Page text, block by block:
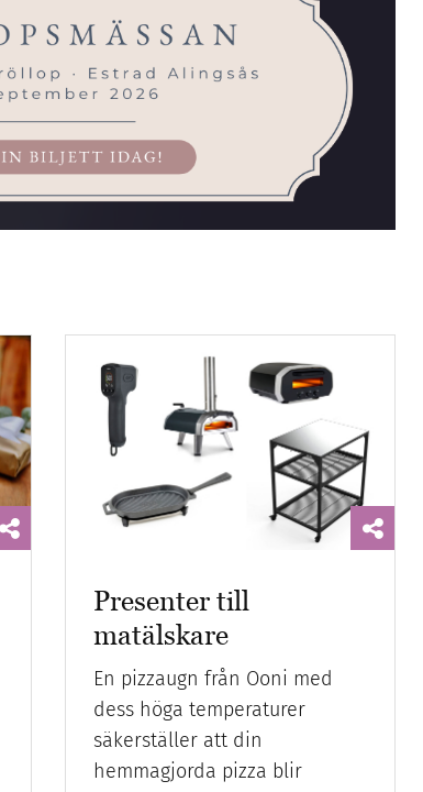
Presenter till
matälskare
En pizzaugn från Ooni med
dess höga temperaturer
säkerställer att din
hemmagjorda pizza blir